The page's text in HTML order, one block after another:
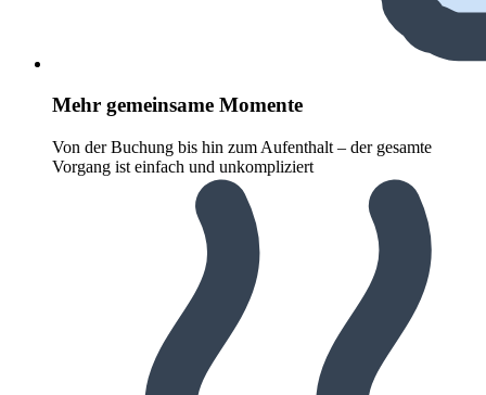
Mehr gemeinsame Momente
Von der Buchung bis hin zum Aufenthalt – der gesamte
Vorgang ist einfach und unkompliziert